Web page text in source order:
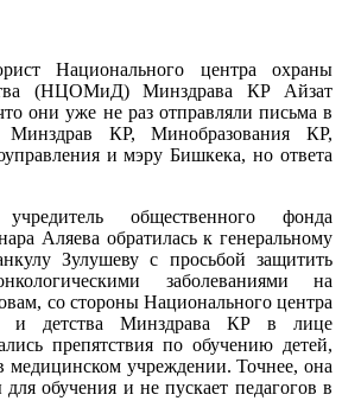
Национального центра охраны
(НЦОМиД) Минздрава КР Айзат
они уже не раз отправляли письма в
Минздрав КР, Минобразования КР,
и мэру Бишкека, но ответа
общественного фонда
Аляева обратилась к генеральному
Зулушеву с просьбой защитить
заболеваниями на
со стороны Национального центра
и детства Минздрава КР в лице
препятствия по обучению детей,
медицинском учреждении. Точнее, она
обучения и не пускает педагогов в